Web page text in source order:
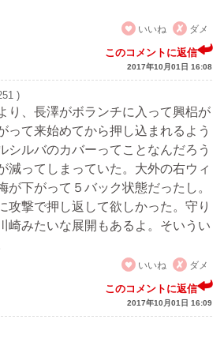
いいね
ダメ
このコメントに返信
2017年10月01日 16:08
)
り、長澤がボランチに入って興梠が
って来始めてから押し込まれるよう
シルバのカバーってことなんだろう
減ってしまっていた。大外の右ウィ
が下がって５バック状態だったし。
攻撃で押し返して欲しかった。守り
崎みたいな展開もあるよ。そいうい
いいね
ダメ
このコメントに返信
2017年10月01日 16:09